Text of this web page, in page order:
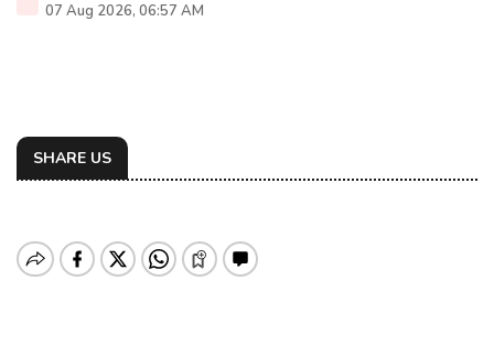
07 Aug 2026, 06:57 AM
SHARE US